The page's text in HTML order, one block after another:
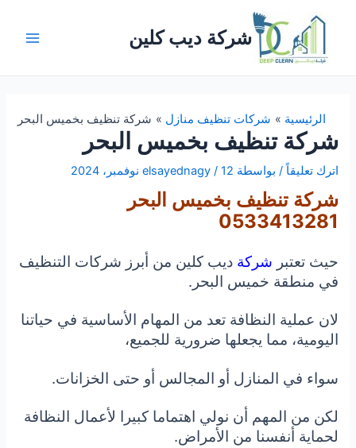
شركة ديب كلين
الرئيسية شركات تنظيف منازل شركة تنظيف بخميس البحر
شركة تنظيف بخميس البحر
اترك تعليقاً / بواسطة elsayednagy / 12 نوفمبر، 2024
شركة تنظيف بخميس البحر
0533413281
حيث تعتبر شركة ديب كلين من أبرز شركات التنظيف
في منطقة خميس البحر.
لان عملية النظافة تعد من المهام الأساسية في حياتنا
اليومية، مما يجعلها ضرورية للجميع،
سواء في المنازل أو المجالس أو حتى الخزانات.
لكن من المهم أن نولي اهتماما كبيرا لأعمال النظافة
لحماية أنفسنا من الأمراض.